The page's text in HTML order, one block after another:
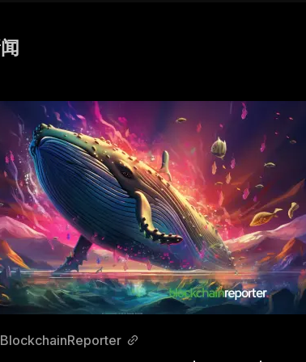
BlockchainReporter